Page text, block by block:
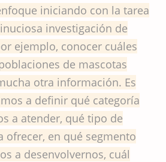
iniciando con la tarea
investigación de
ejemplo, conocer cuáles
de mascotas
otra información. Es
a definir qué categoría
a atender, qué tipo de
ofrecer, en qué segmento
a desenvolvernos, cuál